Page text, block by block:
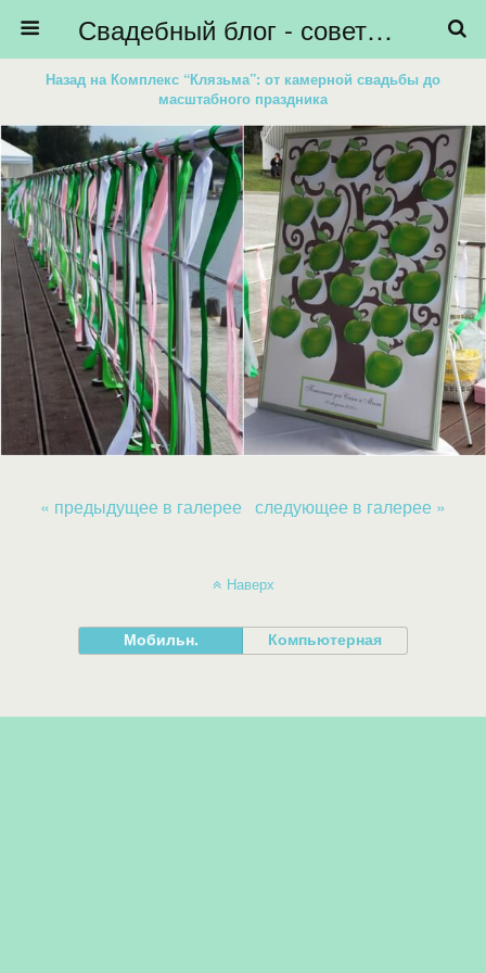
Свадебный блог - советы невестам, подготовка к свадьбе - HiBride
Назад на Комплекс “Клязьма”: от камерной свадьбы до
масштабного праздника
« предыдущее в галерее следующее в галерее »
Наверх
Мобильн. Компьютерная